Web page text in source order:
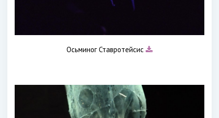
Осьминог Ставротейсис